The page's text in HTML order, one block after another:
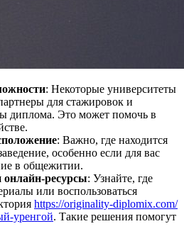
: Некоторые университеты
для стажировок и
диплома. Это может помочь в
: Важно, где находится
особенно если для вас
в общежитии.
ресурсы: Узнайте, где
или воспользоваться
https://originality-diplomix.com/
уренгой. Такие решения помогут